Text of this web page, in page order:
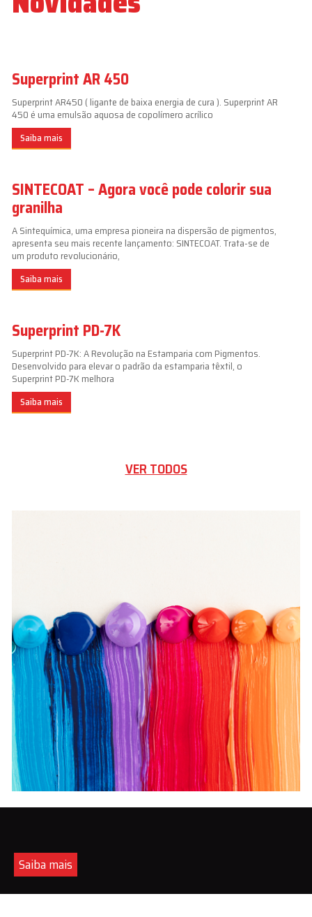
Superprint AR 450
Superprint AR450 ( ligante de baixa energia de cura ). Superprint AR
450 é uma emulsão aquosa de copolímero acrílico
Saiba mais
SINTECOAT – Agora você pode colorir sua
granilha
A Sintequímica, uma empresa pioneira na dispersão de pigmentos,
apresenta seu mais recente lançamento: SINTECOAT. Trata-se de
um produto revolucionário,
Saiba mais
Superprint PD-7K
Superprint PD-7K: A Revolução na Estamparia com Pigmentos.
Desenvolvido para elevar o padrão da estamparia têxtil, o
Superprint PD-7K melhora
Saiba mais
VER TODOS
Saiba mais